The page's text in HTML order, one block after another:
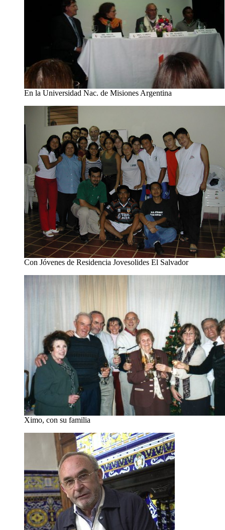
En la Universidad Nac. de Misiones Argentina
Con Jóvenes de Residencia Jovesolides El Salvador
Ximo, con su familia